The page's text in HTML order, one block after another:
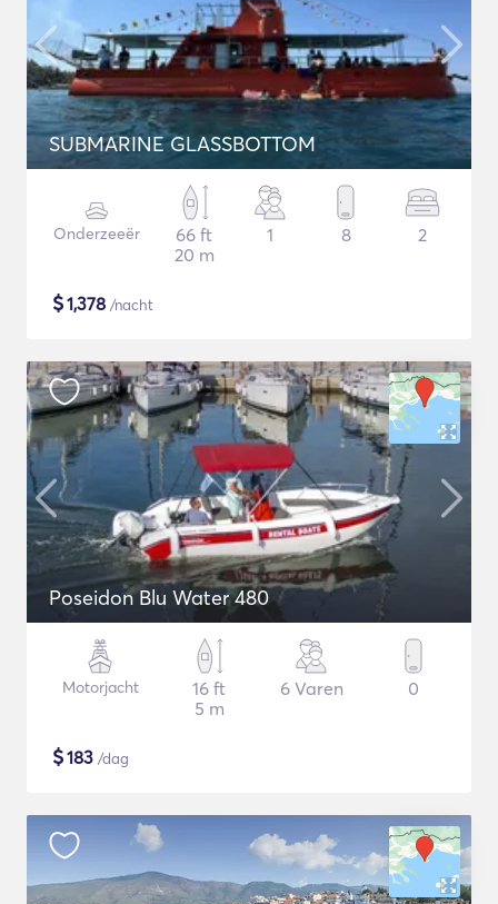
SUBMARINE GLASSBOTTOM
Onderzeeër
66 ft
20 m
1 8 2
$1,378 /nacht
Poseidon Blu Water 480
Motorjacht
16 ft
5 m
6 Varen 0
$183 /dag